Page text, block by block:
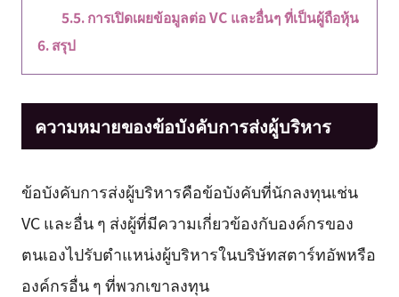
การเปิดเผยข้อมูลต่อ VC และอื่นๆ ที่เป็นผู้ถือหุ้น
สรุป
ความหมายของข้อบังคับการส่งผู้บริหาร
ข้อบังคับการส่งผู้บริหารคือข้อบังคับที่นักลงทุนเช่น
VC และอื่น ๆ ส่งผู้ที่มีความเกี่ยวข้องกับองค์กรของ
ตนเองไปรับตำแหน่งผู้บริหารในบริษัทสตาร์ทอัพหรือ
องค์กรอื่น ๆ ที่พวกเขาลงทุน